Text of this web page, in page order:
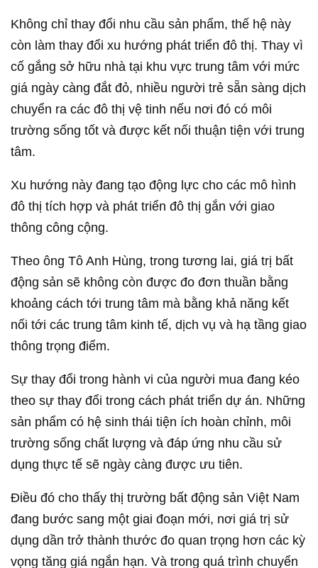
Không chỉ thay đổi nhu cầu sản phẩm, thế hệ này
còn làm thay đổi xu hướng phát triển đô thị. Thay vì
cố gắng sở hữu nhà tại khu vực trung tâm với mức
giá ngày càng đắt đỏ, nhiều người trẻ sẵn sàng dịch
chuyển ra các đô thị vệ tinh nếu nơi đó có môi
trường sống tốt và được kết nối thuận tiện với trung
tâm.
Xu hướng này đang tạo động lực cho các mô hình
đô thị tích hợp và phát triển đô thị gắn với giao
thông công cộng.
Theo ông Tô Anh Hùng, trong tương lai, giá trị bất
động sản sẽ không còn được đo đơn thuần bằng
khoảng cách tới trung tâm mà bằng khả năng kết
nối tới các trung tâm kinh tế, dịch vụ và hạ tầng giao
thông trọng điểm.
Sự thay đổi trong hành vi của người mua đang kéo
theo sự thay đổi trong cách phát triển dự án. Những
sản phẩm có hệ sinh thái tiện ích hoàn chỉnh, môi
trường sống chất lượng và đáp ứng nhu cầu sử
dụng thực tế sẽ ngày càng được ưu tiên.
Điều đó cho thấy thị trường bất động sản Việt Nam
đang bước sang một giai đoạn mới, nơi giá trị sử
dụng dần trở thành thước đo quan trọng hơn các kỳ
vọng tăng giá ngắn hạn. Và trong quá trình chuyển